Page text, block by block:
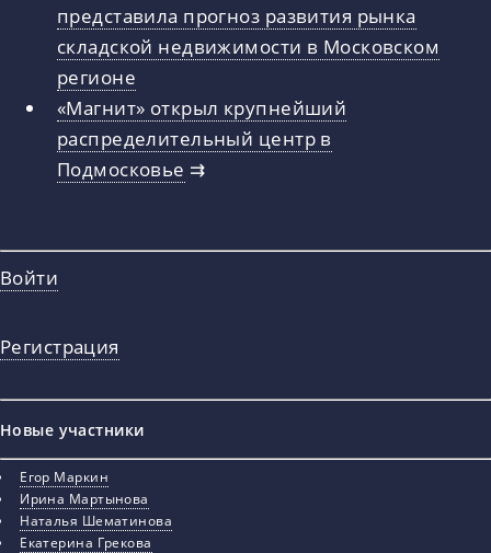
представила прогноз развития рынка
складской недвижимости в Московском
регионе
«Магнит» открыл крупнейший
распределительный центр в
Подмосковье ⇉
Войти
Регистрация
Новые участники
Егор Маркин
Ирина Мартынова
Наталья Шематинова
Екатерина Грекова